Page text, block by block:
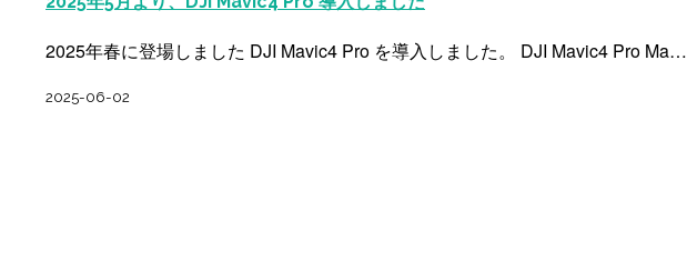
2025年春に登場しました DJI Mavic4 Pro を導入しました。 DJI Mavic4 Pro Ma…
2025-06-02